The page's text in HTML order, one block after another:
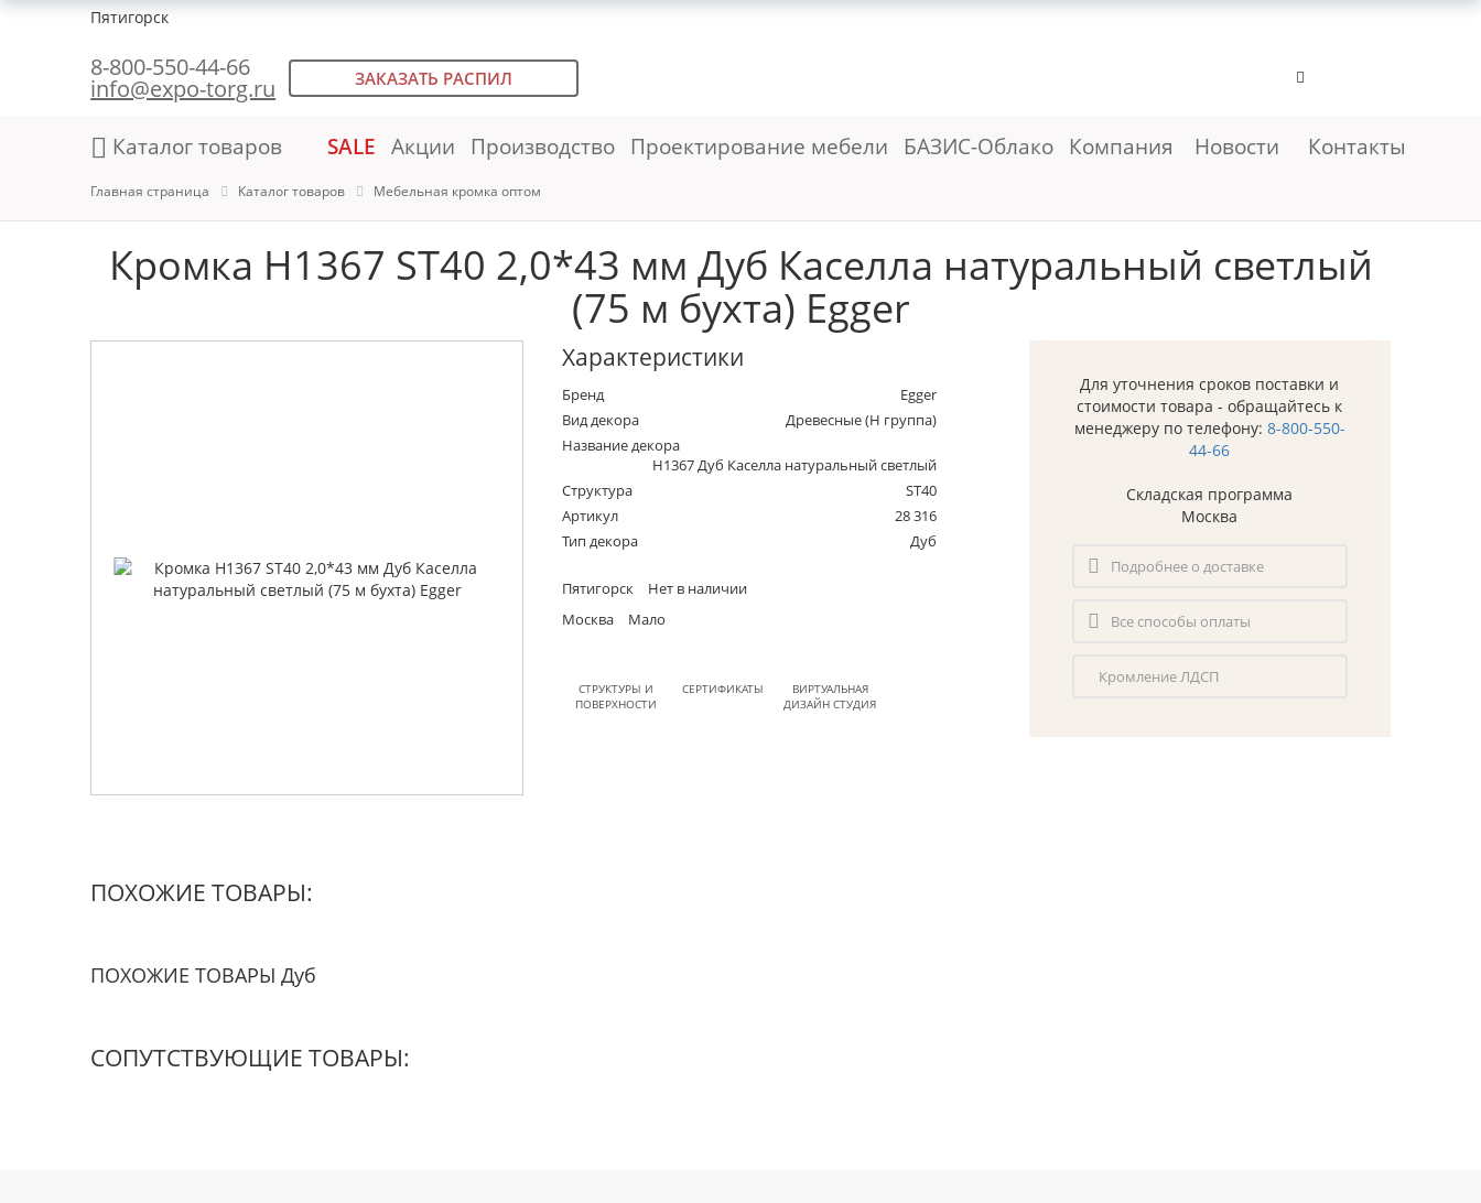
Пятигорск
8-800-550-44-66
info@expo-torg.ru ЗАКАЗАТЬ РАСПИЛ
Каталог товаров SALE Акции Производство Проектирование мебели БАЗИС-Облако Компания Новости Контакты
Главная страница Каталог товаров Мебельная кромка оптом
Кромка H1367 ST40 2,0*43 мм Дуб Каселла натуральный светлый
(75 м бухта) Egger
Характеристики
Бренд
Egger
Вид декора
Древесные (Н группа)
Название декора
H1367 Дуб Каселла натуральный светлый
Структура
ST40
Артикул
28 316
Тип декора
Дуб
Пятигорск
Нет в наличии
Москва
Мало
СТРУКТУРЫ И
ПОВЕРХНОСТИ
СЕРТИФИКАТЫ
ВИРТУАЛЬНАЯ
ДИЗАЙН СТУДИЯ
Для уточнения сроков поставки и
стоимости товара - обращайтесь к
менеджеру по телефону: 8-800-550-
44-66
Складская программа
Москва
Подробнее о доставке
Все способы оплаты
Кромление ЛДСП
ПОХОЖИЕ ТОВАРЫ:
ПОХОЖИЕ ТОВАРЫ Дуб
СОПУТСТВУЮЩИЕ ТОВАРЫ: